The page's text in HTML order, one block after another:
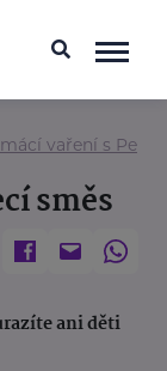
vaření s
směs
ani děti